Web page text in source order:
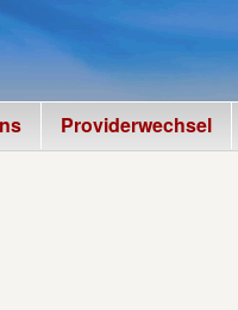
Providerwechsel